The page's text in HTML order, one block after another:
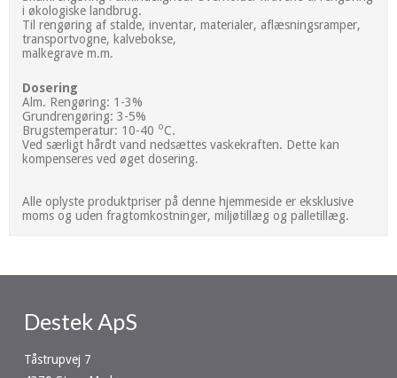
i økologiske landbrug.
Til rengøring af stalde, inventar, materialer, aflæsningsramper,
transportvogne, kalvebokse,
malkegrave m.m.
Dosering
Alm. Rengøring: 1-3%
Grundrengøring: 3-5%
Brugstemperatur: 10-40 oC.
Ved særligt hårdt vand nedsættes vaskekraften. Dette kan
kompenseres ved øget dosering.
Alle oplyste produktpriser på denne hjemmeside er eksklusive
moms og uden fragtomkostninger, miljøtillæg og palletillæg.
Destek ApS
Tåstrupvej 7